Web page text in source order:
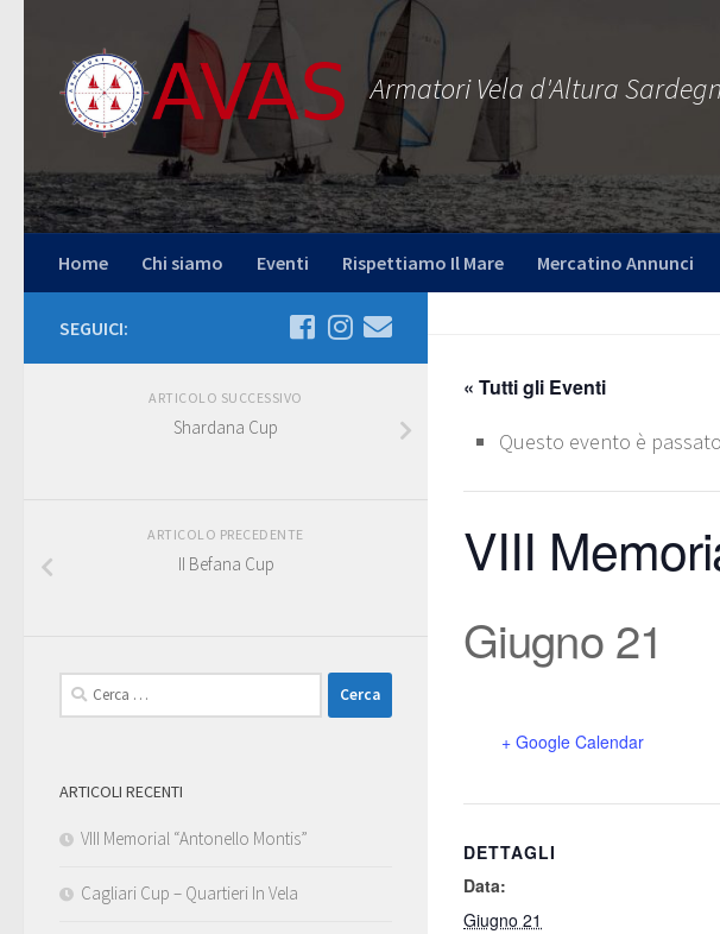
Salta al contenuto
Armatori Vela d'Altura
Home Chi siamo Eventi Rispettiamo Il Mare Mercatino Annunci
« Tutti gli Eventi
Questo evento è
VIII
Giugno 21
+ Google Calendar
DETTAGLI
Data:
Giugno 21
SEGUICI:
ARTICOLO SUCCESSIVO
Shardana Cup
ARTICOLO PRECEDENTE
II Befana Cup
Ricerca
per:
ARTICOLI RECENTI
VIII Memorial “Antonello Montis”
Cagliari Cup – Quartieri In Vela